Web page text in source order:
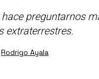
preguntarnos
extraterrestres.
Rodrigo Ayala